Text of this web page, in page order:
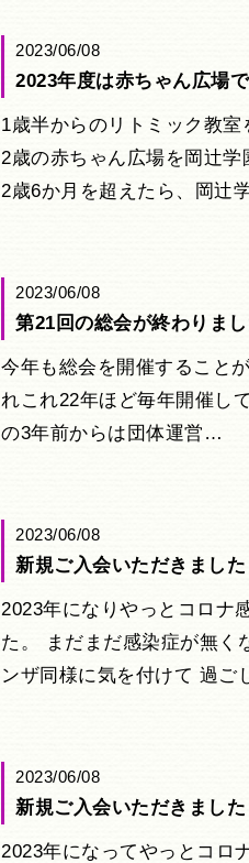
2023/06/08
2023年度は赤ちゃん広場で
1歳半からのリトミック教
2歳の赤ちゃん広場を岡辻学
2歳6か月を超えたら、岡辻
2023/06/08
第21回の総会が終わりまし
今年も総会を開催すること
れこれ22年ほど毎年開催し
の3年前からは団体運営…
2023/06/08
新規ご入会いただきました
2023年になりやっとコロナ
た。 まだまだ感染症が無く
ンザ同様に気を付けて 過ご
2023/06/08
新規ご入会いただきました
2023年になってやっとコロ